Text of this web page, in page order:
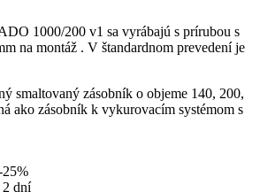
1000/200 v1 sa vyrábajú s prírubou s
na montáž . V štandardnom prevedení je
smaltovaný zásobník o objeme 140, 200,
ako zásobník k vykurovacím systémom s
25%
2 dní